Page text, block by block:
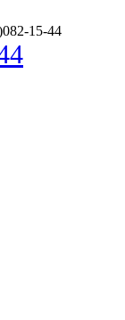
15-44